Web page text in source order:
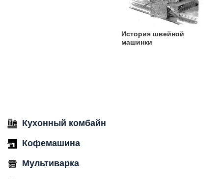
История швейной
машинки
Кухонный комбайн
Кофемашина
Мультиварка